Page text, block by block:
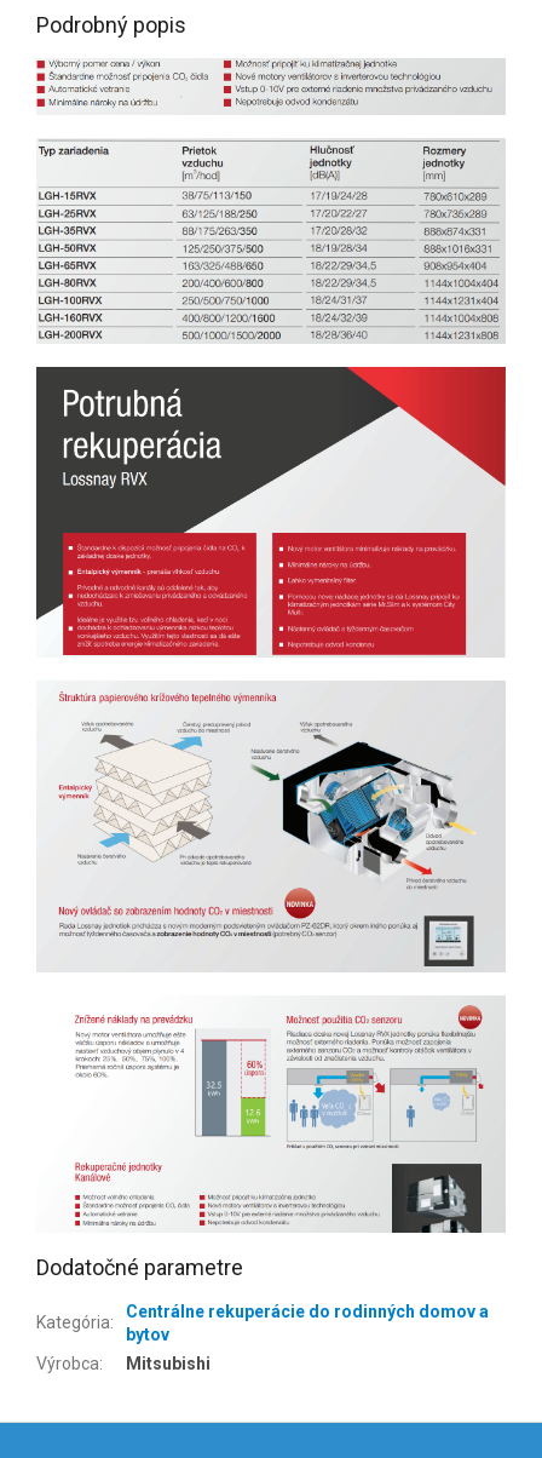
Podrobný popis
Dodatočné parametre
Kategória:
Centrálne rekuperácie do rodinných domov a
bytov
Výrobca: Mitsubishi